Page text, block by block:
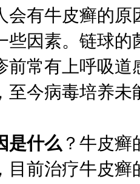
会有牛皮癣的原
些因素。链球
前常有上呼吸
至今病毒培养
是什么 ？牛皮
目前治疗牛皮